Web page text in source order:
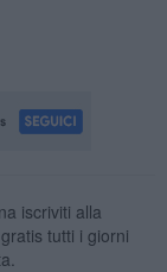
iscriviti alla
tutti i giorni